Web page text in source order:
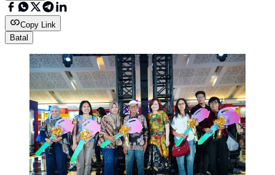
Copy Link
Batal